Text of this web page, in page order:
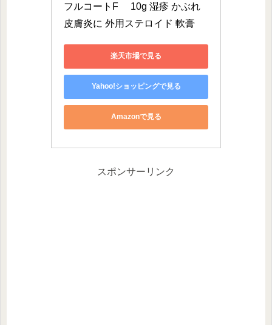
フルコートF 　10g 湿疹 かぶれ
皮膚炎に 外用ステロイド 軟膏
楽天市場で見る
Yahoo!ショッピングで見る
Amazonで見る
スポンサーリンク